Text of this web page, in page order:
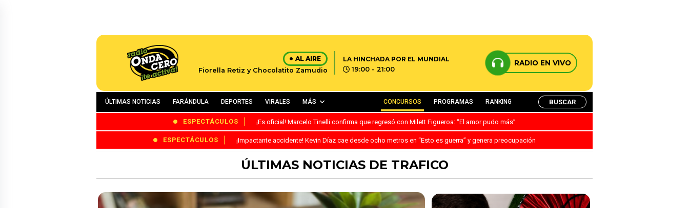
AL AIRE
Fiorella Retiz y Chocolatito Zamudio
LA HINCHADA POR EL MUNDIAL
19:00 - 21:00
RADIO EN VIVO
ÚLTIMAS NOTICIAS FARÁNDULA DEPORTES VIRALES MÁS CONCURSOS PROGRAMAS RANKING BUSCAR
ESPECTÁCULOS ¡Es oficial! Marcelo Tinelli confirma que regresó con Milett Figueroa: “El amor pudo más”
ESPECTÁCULOS ¡Impactante accidente! Kevin Díaz cae desde ocho metros en “Esto es guerra” y genera preocupación
ÚLTIMAS NOTICIAS DE TRAFICO